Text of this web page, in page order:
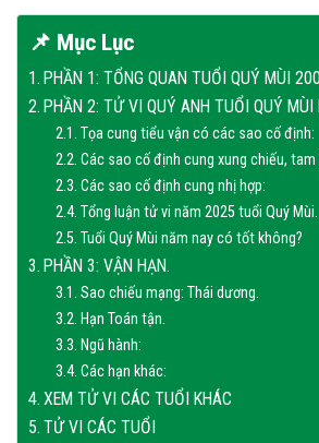
📌 Mục Lục
PHẦN 1: TỔNG QUAN TUỔI QUÝ MÙI
PHẦN 2: TỬ VI QUÝ ANH TUỔI QUÝ
Tọa cung tiểu vận có các sao cố định:
Các sao cố định cung xung chiếu, tam
Các sao cố định cung nhị hợp:
Tổng luận tử vi năm 2025 tuổi Quý Mùi.
Tuổi Quý Mùi năm nay có tốt không?
PHẦN 3: VẬN HẠN.
Sao chiếu mạng: Thái dương.
Hạn Toán tận.
Ngũ hành:
Các hạn khác:
XEM TỬ VI CÁC TUỔI KHÁC
TỬ VI CÁC TUỔI